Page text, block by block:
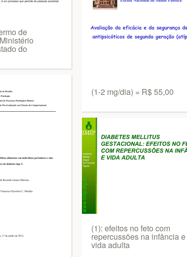
de
do
(1-2 mg/dia) = R$ 55,00
(1): efeitos no feto com
repercussões na infância e
vida adulta